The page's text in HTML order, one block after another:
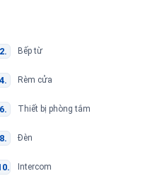
Bếp từ
Rèm cửa
Thiết bị phòng tắm
Đèn
Intercom